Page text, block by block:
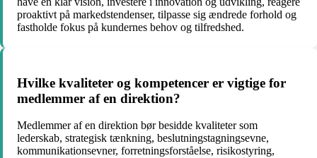
proaktivt på markedstendenser, tilpasse sig ændrede forhold og
fastholde fokus på kundernes behov og tilfredshed.
Hvilke kvaliteter og kompetencer er vigtige for
medlemmer af en direktion?
Medlemmer af en direktion bør besidde kvaliteter som
lederskab, strategisk tænkning, beslutningstagningsevne,
kommunikationsevner, forretningsforståelse, risikostyring,